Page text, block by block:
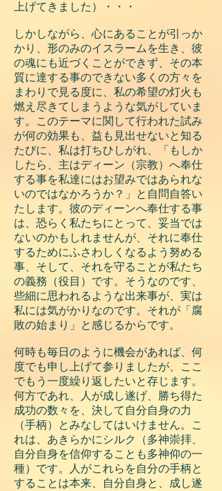
上げてきました）・・・
しかしながら、心にあることが引っか
かり、形のみのイスラームを生き、彼
の魂にも近づくことができず、その本
質に達する事のできない多くの方々を
まわりで見る度に、私の希望の灯火も
燃え尽きてしまうような気がしていま
す。このテーマに関して行われた試み
が何の効果も、益も見出せないと知る
たびに、私は打ちひしがれ、「もしか
したら、主はディーン（宗教）へ奉仕
する事を私達にはお望みではあられな
いのではなかろうか？」と自問自答い
たします。彼のディーンへ奉仕する事
は、恐らく私たちにとって、妥当では
ないのかもしれませんが、それに奉仕
するためにふさわしくなるよう努める
事、そして、それを守ることが私たち
の義務（役目）です。そうなのです、
些細に思われるような出来事が、実は
私には気がかりなのです。それが「腐
敗の始まり」と感じるからです。
何時も毎日のように機会があれば、何
度でも申し上げて参りましたが、ここ
でもう一度繰り返したいと存じます。
何方であれ、人が成し遂げ、勝ち得た
成功の数々を、決して自分自身の力
（手柄）とみなしてはいけません。こ
れは、あきらかにシルク（多神崇拝、
自分自身を信仰することも多神仰の一
種）です。人がこれらを自分の手柄と
することは本来、自分自身と、成し遂